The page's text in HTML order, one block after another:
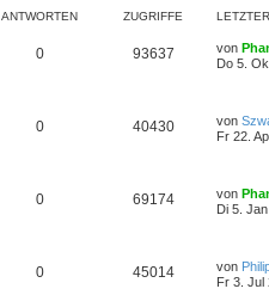
ANTWORTEN ZUGRIFFE
0 93637 von
Do 5.
0 40430 von
Fr 22.
0 69174 von
Di 5.
0 45014 von
Fr 3. Jul